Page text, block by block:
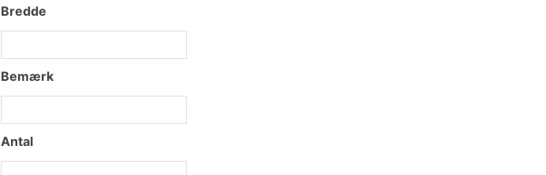
Bredde
Bemærk
Antal